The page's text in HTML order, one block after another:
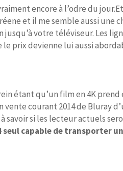
encore à l’odre du
et il me semble aussi une
votre téléviseur. Les
prix devienne lui aussi
étant qu’un film en 4K prend
vente courant 2014 de Bluray
savoir si les lecteur actuels
seul capable de transporter